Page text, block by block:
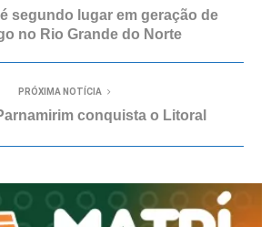
segundo lugar em geração de
no Rio Grande do Norte
PRÓXIMA NOTÍCIA
conquista o Litoral